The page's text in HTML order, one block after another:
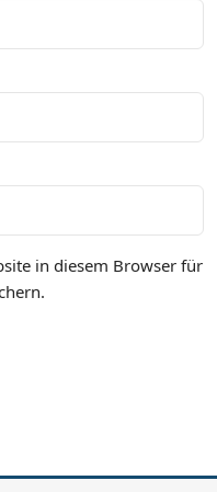
in diesem Browser für